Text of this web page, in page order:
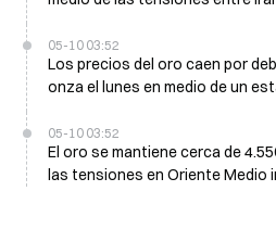
05-10 03:52
Los precios del oro caen por
onza el lunes en medio de un
05-10 03:52
El oro se mantiene cerca de
las tensiones en Oriente Medio